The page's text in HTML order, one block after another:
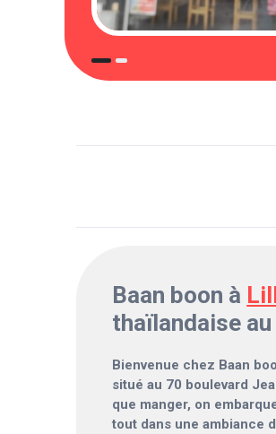
Baan boon à
thaïlandaise
Bienvenue chez Baan
situé au 70 boulevard
que manger, on
tout dans une ambiance